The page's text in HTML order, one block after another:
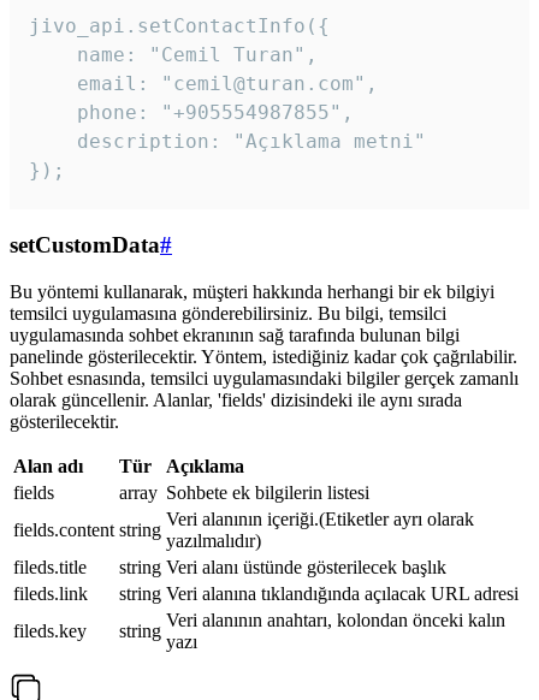
jivo_api.setContactInfo({
    name: "Cemil Turan",
    email: "cemil@turan.com",
    phone: "+905554987855",
    description: "Açıklama metni"
});
setCustomData#
Bu yöntemi kullanarak, müşteri hakkında herhangi bir ek bilgiyi
temsilci uygulamasına gönderebilirsiniz. Bu bilgi, temsilci
uygulamasında sohbet ekranının sağ tarafında bulunan bilgi
panelinde gösterilecektir. Yöntem, istediğiniz kadar çok çağrılabilir.
Sohbet esnasında, temsilci uygulamasındaki bilgiler gerçek zamanlı
olarak güncellenir. Alanlar, 'fields' dizisindeki ile aynı sırada
gösterilecektir.
Alan adı Tür
Açıklama
fields
array Sohbete ek bilgilerin listesi
fields.content string
Veri alanının içeriği.(Etiketler ayrı olarak
yazılmalıdır)
fileds.title
string Veri alanı üstünde gösterilecek başlık
fileds.link
string Veri alanına tıklandığında açılacak URL adresi
fileds.key
string
Veri alanının anahtarı, kolondan önceki kalın
yazı